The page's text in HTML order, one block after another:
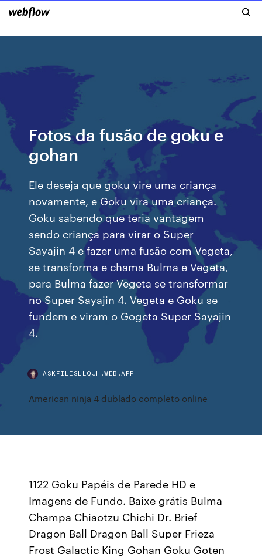
Fotos da fusão de goku e
gohan
Ele deseja que goku vire uma criança
novamente, e Goku vira uma criança.
Goku sabendo que teria vantagem
sendo criança para virar o Super
Sayajin 4 e fazer uma fusão com Vegeta,
se transforma e chama Bulma e Vegeta,
para Bulma fazer Vegeta se transformar
no Super Sayajin 4. Vegeta e Goku se
fundem e viram o Gogeta Super Sayajin
4.
ASKFILESLLQJH.WEB.APP
American ninja 4 dublado completo online
1122 Goku Papéis de Parede HD e
Imagens de Fundo. Baixe grátis Bulma
Champa Chiaotzu Chichi Dr. Brief
Dragon Ball Dragon Ball Super Frieza
Frost Galactic King Gohan Goku Goten